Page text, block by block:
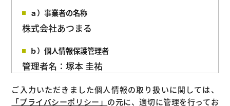
ａ）事業者の名称
株式会社あつまる
ｂ）個人情報保護管理者
管理者名：塚本 圭祐
連絡先：
ご入力いただきました個人情報の取り扱いに関しては、
「プライバシーポリシー」 の元に、適切に管理を行ってお